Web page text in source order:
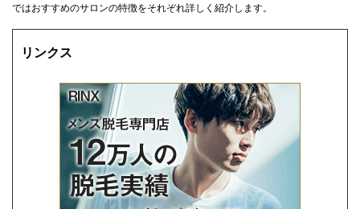
ではおすすめのサロンの特徴をそれぞれ詳しく紹介します。
リンクス